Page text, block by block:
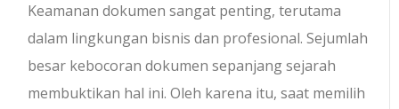
Keamanan dokumen sangat penting, terutama
dalam lingkungan bisnis dan profesional. Sejumlah
besar kebocoran dokumen sepanjang sejarah
membuktikan hal ini. Oleh karena itu, saat memilih